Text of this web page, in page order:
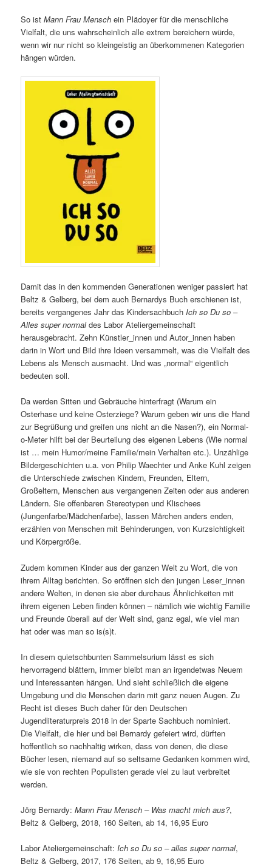
So istMann Frau Mensch ein Plädoyer für die menschliche
Vielfalt, die uns wahrscheinlich alle extrem bereichern würde,
wenn wir nur nicht so kleingeistig an überkommenen Kategorien
hängen würden.
Damit das in den kommenden Generationen weniger passiert hat
Beltz & Gelberg, bei dem auch Bernardys Buch erschienen ist,
bereits vergangenes Jahr das KindersachbuchIch so Du so –
Alles super normaldes Labor Ateliergemeinschaft
herausgebracht. Zehn Künstler_innen und Autor_innen haben
darin in Wort und Bild ihre Ideen versammelt, was die Vielfalt des
Lebens als Mensch ausmacht. Und was „normal“ eigentlich
bedeuten soll.
Da werden Sitten und Gebräuche hinterfragt (Warum ein
Osterhase und keine Osterziege? Warum geben wir uns die Hand
zur Begrüßung und greifen uns nicht an die Nasen?), ein Normal-
o-Meter hilft bei der Beurteilung des eigenen Lebens (Wie normal
ist … mein Humor/meine Familie/mein Verhalten etc.). Unzählige
Bildergeschichten u.a. von Philip Waechter und Anke Kuhl zeigen
die Unterschiede zwischen Kindern, Freunden, Eltern,
Großeltern, Menschen aus vergangenen Zeiten oder aus anderen
Ländern. Sie offenbaren Stereotypen und Klischees
(Jungenfarbe/Mädchenfarbe), lassen Märchen anders enden,
erzählen von Menschen mit Behinderungen, von Kurzsichtigkeit
und Körpergröße.
Zudem kommen Kinder aus der ganzen Welt zu Wort, die von
ihrem Alltag berichten. So eröffnen sich den jungen Leser_innen
andere Welten, in denen sie aber durchaus Ähnlichkeiten mit
ihrem eigenen Leben finden können – nämlich wie wichtig Familie
und Freunde überall auf der Welt sind, ganz egal, wie viel man
hat oder was man so is(s)t.
In diesem quietschbunten Sammelsurium lässt es sich
hervorragend blättern, immer bleibt man an irgendetwas Neuem
und Interessanten hängen. Und sieht schließlich die eigene
Umgebung und die Menschen darin mit ganz neuen Augen. Zu
Recht ist dieses Buch daher für den Deutschen
Jugendliteraturpreis 2018 in der Sparte Sachbuch nominiert.
Die Vielfalt, die hier und bei Bernardy gefeiert wird, dürften
hoffentlich so nachhaltig wirken, dass von denen, die diese
Bücher lesen, niemand auf so seltsame Gedanken kommen wird,
wie sie von rechten Populisten gerade viel zu laut verbreitet
werden.
Jörg Bernardy:Mann Frau Mensch – Was macht mich aus?,
Beltz & Gelberg, 2018, 160 Seiten, ab 14, 16,95 Euro
Labor Ateliergemeinschaft:Ich so Du so – alles super normal,
Beltz & Gelberg, 2017, 176 Seiten, ab 9, 16,95 Euro